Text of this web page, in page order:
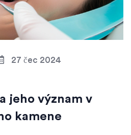
27 čec 2024
jeho význam v
kamene